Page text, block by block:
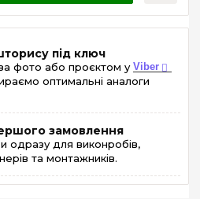
під ключ
фото або проєктом у Viber
оптимальні аналоги
замовлення
одразу для виконробів,
та монтажників.